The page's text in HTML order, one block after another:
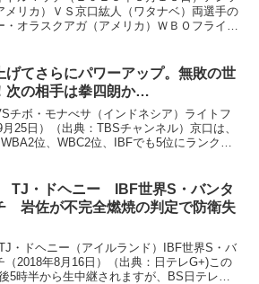
メリカ）ＶＳ京口紘人（ワタナベ）両選手の
・オラスクアガ（アメリカ）ＷＢＯフライ級
げてさらにパワーアップ。無敗の世
次の相手は拳四朗か…
チボ・モナべサ（インドネシア）ライトフ
25日）（出典：TBSチャンネル）京口は、
位、WBC2位、IBFでも5位にランクし
TJ・ドヘニー IBF世界S・バンタ
岩佐が不完全燃焼の判定で防衛失
・ドヘニー（アイルランド）IBF世界S・バ
（2018年8月16日）（出典：日テレG+)この
5時半から生中継されますが、BS日テレで